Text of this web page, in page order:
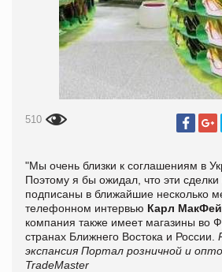
510
"Мы очень близки к соглашениям в
Поэтому я бы ожидал, что эти
подписаны в ближайшие несколько
телефонном интервью Карл
компания также имеет магазины во
странах Ближнего Востока и России.
экспансия Портал розничной и
TradeMaster